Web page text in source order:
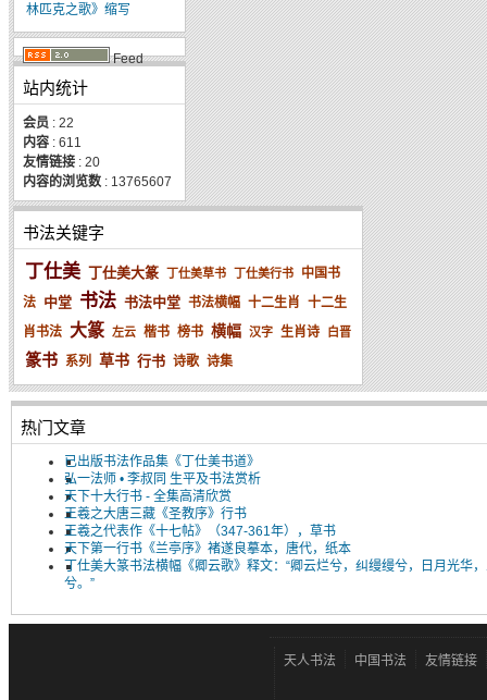
林匹克之歌》缩写
Feed
站内统计
会员 : 22
内容 : 611
友情链接 : 20
内容的浏览数 : 13765607
书法关键字
丁仕美 丁仕美大篆 丁仕美草书 丁仕美行书
中国书
法 中堂 书法 书法中堂 书法横幅 十二生肖 十二生
肖书法 大篆 左云 楷书 榜书 横幅 汉字 生肖诗 白晋
篆书 系列 草书 行书 诗歌 诗集
热门文章
已出版书法作品集《丁仕美书道》
弘一法师 • 李叔同 生平及书法赏析
天下十大行书 - 全集高清欣赏
王羲之大唐三藏《圣教序》行书
王羲之代表作《十七帖》（347-361年），草书
天下第一行书《兰亭序》褚遂良摹本，唐代，纸本
丁仕美大篆书法横幅《卿云歌》释文：“卿云烂兮，纠缦缦兮，日月光华
兮。”
天人书法 中国书法 友情链接